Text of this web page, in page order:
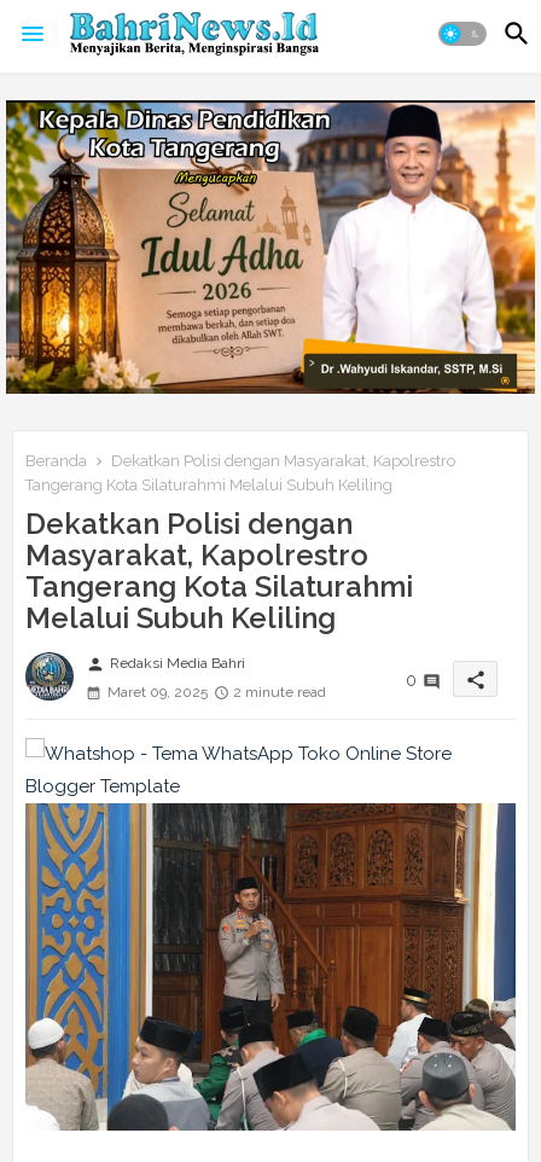
Beranda
Dekatkan Polisi dengan Masyarakat, Kapolrestro
Tangerang Kota Silaturahmi Melalui Subuh Keliling
Dekatkan Polisi dengan
Masyarakat, Kapolrestro
Tangerang Kota Silaturahmi
Melalui Subuh Keliling
person Redaksi Media Bahri
Maret 09, 2025
2 minute read
0 share